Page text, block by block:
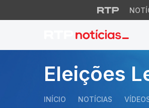
Novo
Eleições
INÍCIO NOTÍCIAS